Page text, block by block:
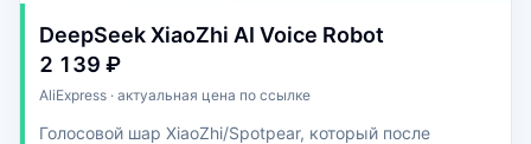
DeepSeek XiaoZhi AI Voice Robot
2 139 ₽
AliExpress · актуальная цена по ссылке
Голосовой шар XiaoZhi/Spotpear, который после